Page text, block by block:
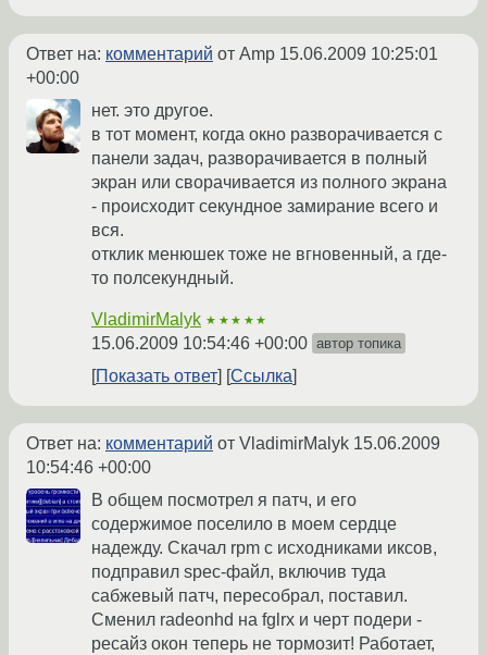
Ответ на: комментарий от Amp 15.06.2009 10:25:01
+00:00
нет. это другое.
в тот момент, когда окно разворачивается с
панели задач, разворачивается в полный
экран или сворачивается из полного экрана
- происходит секундное замирание всего и
вся.
отклик менюшек тоже не вгновенный, а где-
то полсекундный.
VladimirMalyk ★★★★★
15.06.2009 10:54:46 +00:00 автор топика
Показать ответ Ссылка
Ответ на: комментарий от VladimirMalyk 15.06.2009
10:54:46 +00:00
В общем посмотрел я патч, и его
содержимое поселило в моем сердце
надежду. Скачал rpm с исходниками иксов,
подправил spec-файл, включив туда
сабжевый патч, пересобрал, поставил.
Сменил radeonhd на fglrx и черт подери -
ресайз окон теперь не тормозит! Работает,